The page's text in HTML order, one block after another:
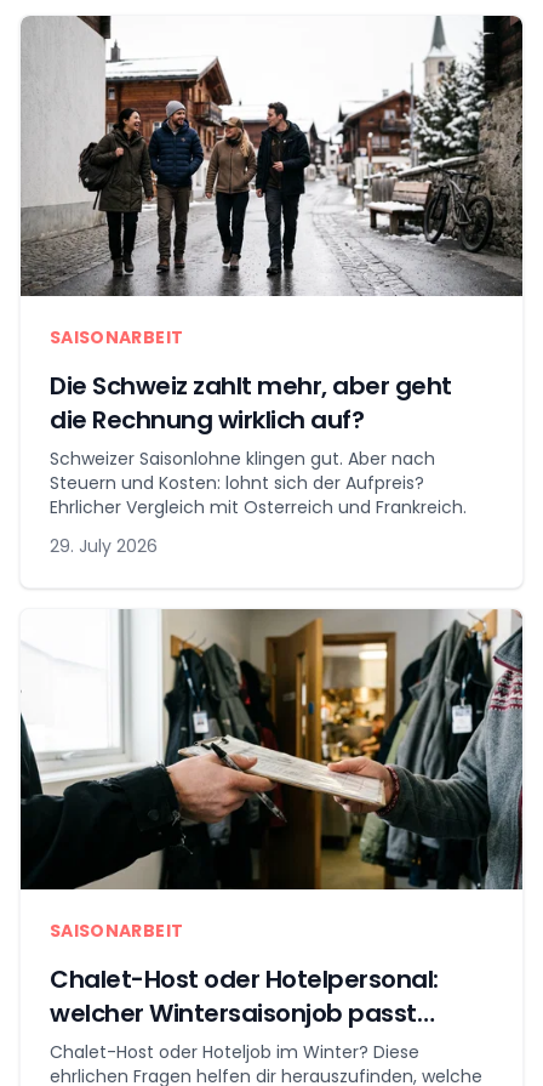
SAISONARBEIT
Die Schweiz zahlt mehr, aber geht
die Rechnung wirklich auf?
Schweizer Saisonlohne klingen gut. Aber nach
Steuern und Kosten: lohnt sich der Aufpreis?
Ehrlicher Vergleich mit Osterreich und Frankreich.
29. July 2026
SAISONARBEIT
Chalet-Host oder Hotelpersonal:
welcher Wintersaisonjob passt
wirklich zu dir?
Chalet-Host oder Hoteljob im Winter? Diese
ehrlichen Fragen helfen dir herauszufinden, welche